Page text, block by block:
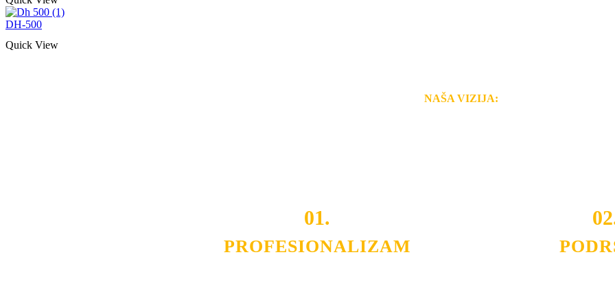
DH-500
Quick View
NAŠA VIZIJA:
01.
PROFESIONALIZAM